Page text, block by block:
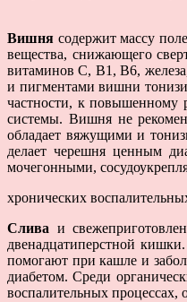
Вишня содержит массу
вещества, снижающего
витаминов С, В1, В6,
и пигментами вишни
частности, к повышенному
системы. Вишня не
обладает вяжущими и
делает черешня ценным
мочегонными,
хронических
Слива и
двенадцатиперстной
помогают при кашле и
диабетом. Среди
воспалительных